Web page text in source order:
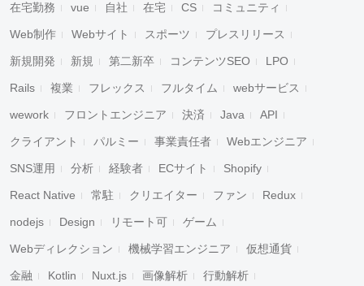
在宅勤務 vue 自社 在宅 CS コミュニティ
Web制作 Webサイト スポーツ プレスリリース
新規開発 新規 第二新卒 コンテンツSEO LPO
Rails 複業 フレックス フルタイム webサービス
wework フロントエンジニア 決済 Java API
クライアント パルミー 事業責任者 Webエンジニア
SNS運用 分析 経験者 ECサイト Shopify
React Native 常駐 クリエイター ファン Redux
nodejs Design リモート可 ゲーム
Webディレクション 機械学習エンジニア 仮想通貨
金融 Kotlin Nuxt.js 画像解析 行動解析